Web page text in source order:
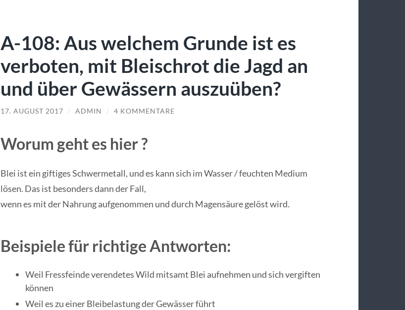
A-108: Aus welchem Grunde ist es
verboten, mit Bleischrot die Jagd an
und über Gewässern auszuüben?
17. AUGUST 2017 / ADMIN / 4 KOMMENTARE
Worum geht es hier ?
Blei ist ein giftiges Schwermetall, und es kann sich im Wasser / feuchten Medium
lösen. Das ist besonders dann der Fall,
wenn es mit der Nahrung aufgenommen und durch Magensäure gelöst wird.
Beispiele für richtige Antworten:
Weil Fressfeinde verendetes Wild mitsamt Blei aufnehmen und sich vergiften
können
Weil es zu einer Bleibelastung der Gewässer führt